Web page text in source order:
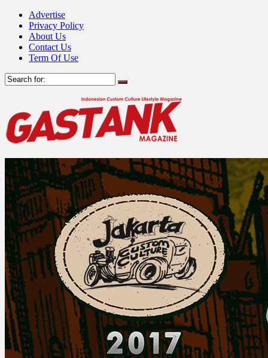
Advertise
Privacy Policy
About Us
Contact Us
Term Of Use